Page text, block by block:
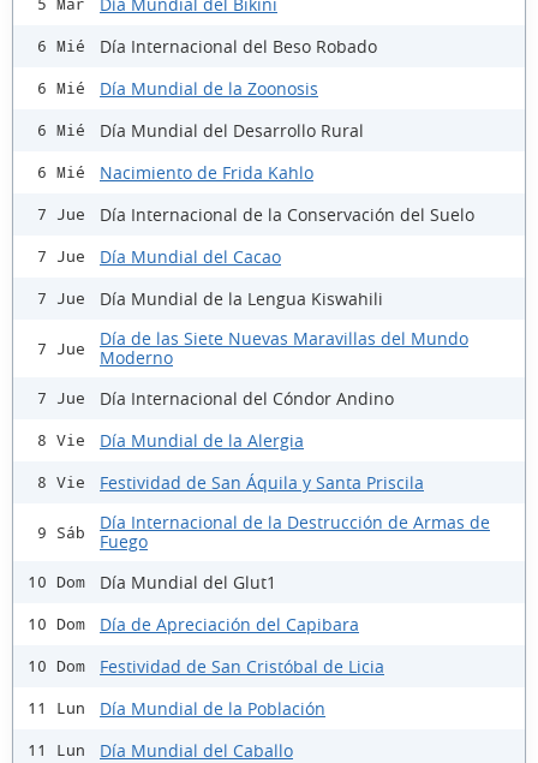
5 Mar
6 Mié Día Internacional del Beso Robado
6 Mié Día Mundial de la Zoonosis
6 Mié Día Mundial del Desarrollo Rural
6 Mié Nacimiento de Frida Kahlo
7 Jue Día Internacional de la Conservación del Suelo
7 Jue Día Mundial del Cacao
7 Jue Día Mundial de la Lengua Kiswahili
7 Jue
Día de las Siete Nuevas Maravillas del Mundo
Moderno
7 Jue Día Internacional del Cóndor Andino
8 Vie Día Mundial de la Alergia
8 Vie Festividad de San Áquila y Santa Priscila
9 Sáb
Día Internacional de la Destrucción de Armas de
Fuego
10 Dom Día Mundial del Glut1
10 Dom Día de Apreciación del Capibara
10 Dom Festividad de San Cristóbal de Licia
11 Lun Día Mundial de la Población
11 Lun Día Mundial del Caballo